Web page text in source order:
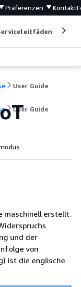
Präferenzen Kontakt
User Guide
User Guide
maschinell erstellt.
und der
von
ist die englische